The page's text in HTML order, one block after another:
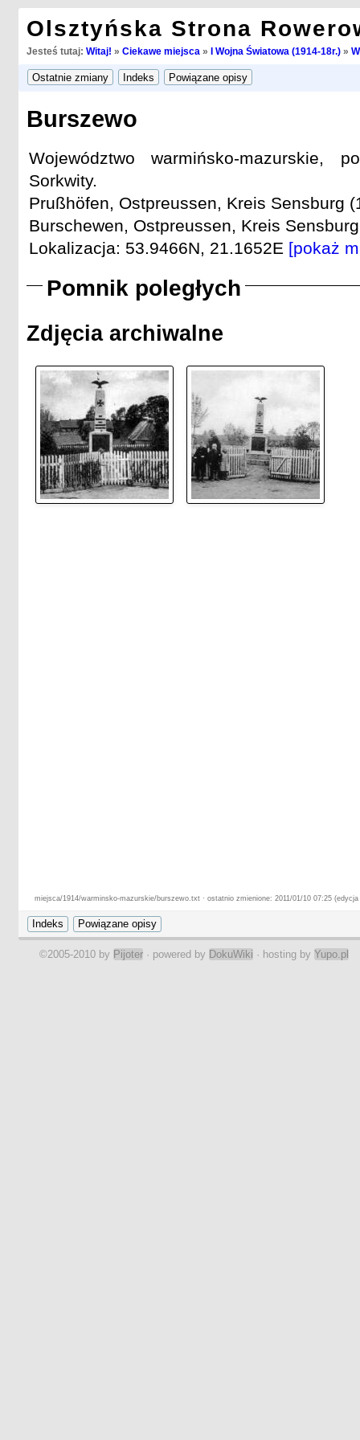
Olsztyńska Strona
Jesteś tutaj: Witaj! » Ciekawe miejsca » I Wojna Światowa (1914-18r.)»
Burszewo
Województwo warmińsko-mazurskie,
Sorkwity.
Prußhöfen, Ostpreussen, Kreis Sensburg
Burschewen, Ostpreussen, Kreis
Lokalizacja: 53.9466N, 21.1652E [pokaż
Pomnik poległych
Zdjęcia archiwalne
miejsca/1914/warminsko-mazurskie/burszewo.txt · ostatnio zmienione: 2011/01/10 07:25
©2005-2010 by Pijoter · powered by DokuWiki · hosting by Yupo.pl